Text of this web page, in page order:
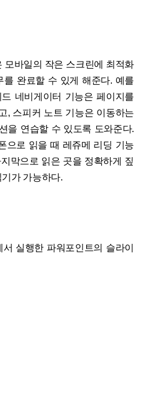
모바일의 작은 스크린에 최적화
를 완료할 수 있게 해준다. 예를
네비게이터 기능은 페이지를
, 스피커 노트 기능은 이동하는
을 연습할 수 있도록 도와준다.
으로 읽을 때 레쥬메 리딩 기능
막으로 읽은 곳을 정확하게 짚
가 가능하다.
서 실행한 파워포인트의 슬라이